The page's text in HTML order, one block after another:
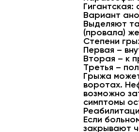
Гигантская:
Вариант
Выделяют
(провала)
Степени
Первая –
Вторая – к
Третья –
Грыжа
воротах.
возможно
симптомы
Если
закрывают